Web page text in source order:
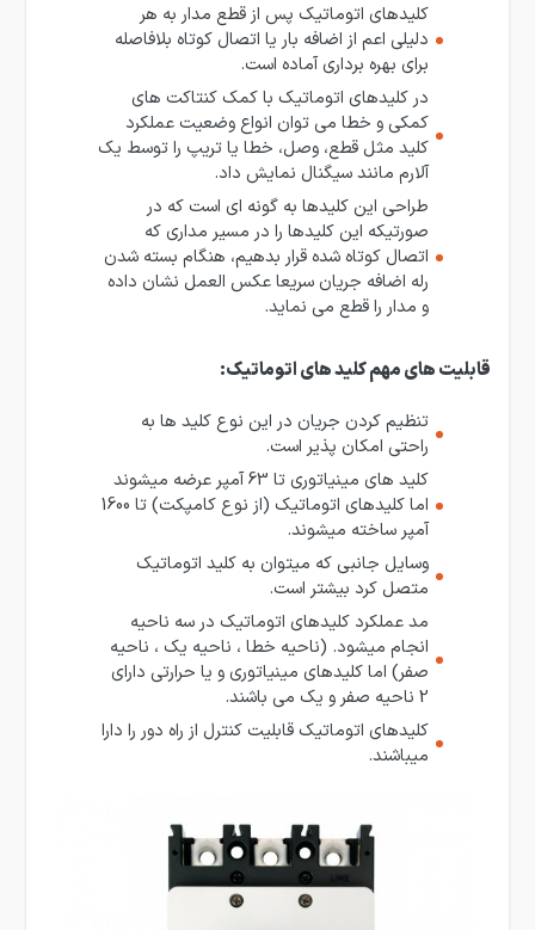
کلیدهای اتوماتیک پس از قطع مدار به هر
دلیلی اعم از اضافه بار یا اتصال کوتاه بلافاصله
برای بهره برداری آماده است.
در کلیدهای اتوماتیک با کمک کنتاکت های
کمکی و خطا می توان انواع وضعیت عملکرد
کلید مثل قطع، وصل، خطا یا تریپ را توسط یک
آلارم مانند سیگنال نمایش داد.
طراحی این کلیدها به گونه ای است که در
صورتیکه این کلیدها را در مسیر مداری که
اتصال کوتاه شده قرار بدهیم، هنگام بسته شدن
رله اضافه جریان سریعا عکس العمل نشان داده
و مدار را قطع می نماید.
قابلیت های مهم کلید های اتوماتیک:
تنظیم کردن جریان در این نوع کلید ها به
راحتی امکان پذیر است.
کلید های مینیاتوری تا 63 آمپر عرضه می­شوند
اما کلیدهای اتوماتیک (از نوع کامپکت) تا 1600
آمپر ساخته می­شوند.
وسایل جانبی که میتوان به کلید اتوماتیک
متصل کرد بیشتر است.
مد عملکرد کلیدهای اتوماتیک در سه ناحیه
انجام می­شود. (ناحیه خطا ، ناحیه یک ، ناحیه
صفر) اما کلیدهای مینیاتوری و یا حرارتی دارای
2 ناحیه صفر و یک می ­باشند.
کلیدهای اتوماتیک قابلیت کنترل از راه دور را دارا
می­باشند.